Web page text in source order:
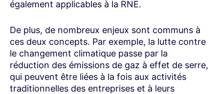
également applicables à la RNE.
De plus, de nombreux enjeux sont communs à
ces deux concepts. Par exemple, la lutte contre
le changement climatique passe par la
réduction des émissions de gaz à effet de serre,
qui peuvent être liées à la fois aux activités
traditionnelles des entreprises et à leurs